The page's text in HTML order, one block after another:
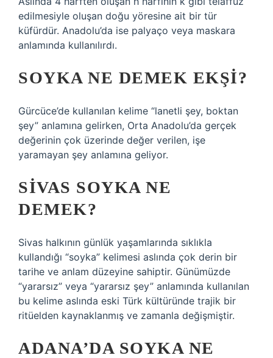
edilmesiyle oluşan doğu yöresine ait bir tür
küfürdür. Anadolu’da ise palyaço veya maskara
anlamında kullanılırdı.
SOYKA NE DEMEK EKŞI?
Gürcüce’de kullanılan kelime “lanetli şey, boktan
şey” anlamına gelirken, Orta Anadolu’da gerçek
değerinin çok üzerinde değer verilen, işe
yaramayan şey anlamına geliyor.
SIVAS SOYKA NE
DEMEK?
Sivas halkının günlük yaşamlarında sıklıkla
kullandığı “soyka” kelimesi aslında çok derin bir
tarihe ve anlam düzeyine sahiptir. Günümüzde
“yararsız” veya “yararsız şey” anlamında kullanılan
bu kelime aslında eski Türk kültüründe trajik bir
ritüelden kaynaklanmış ve zamanla değişmiştir.
ADANA’DA SOYKA NE